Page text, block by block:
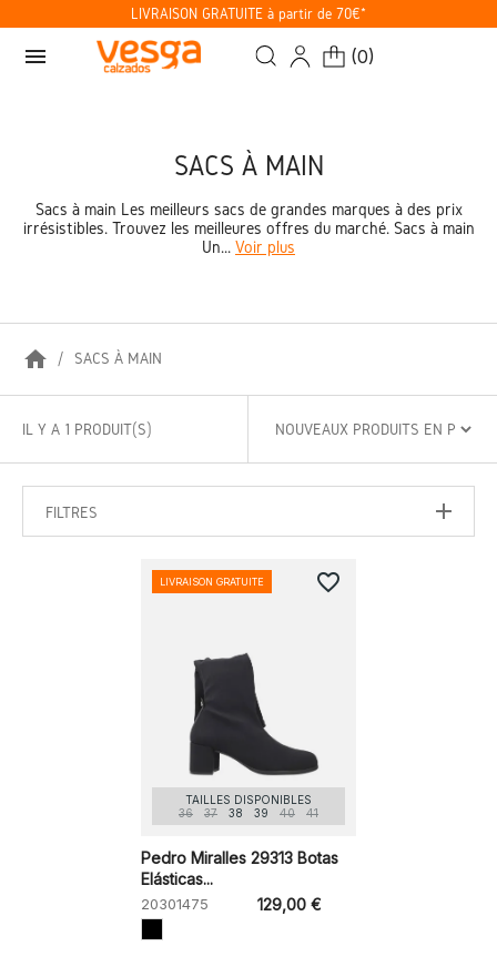
LIVRAISON GRATUITE à partir de 70€*
menu (0)
SACS À MAIN
Sacs à main Les meilleurs sacs de grandes marques à des prix
irrésistibles. Trouvez les meilleures offres du marché. Sacs à main
Un... Voir plus
home SACS À MAIN
IL Y A 1 PRODUIT(S)
FILTRES
TAILLES DISPONIBLES
36
37 38 39 40 41
Pedro Miralles 29313 Botas
Elásticas...
20301475 129,00 €
LIVRAISON GRATUITE favorite_border